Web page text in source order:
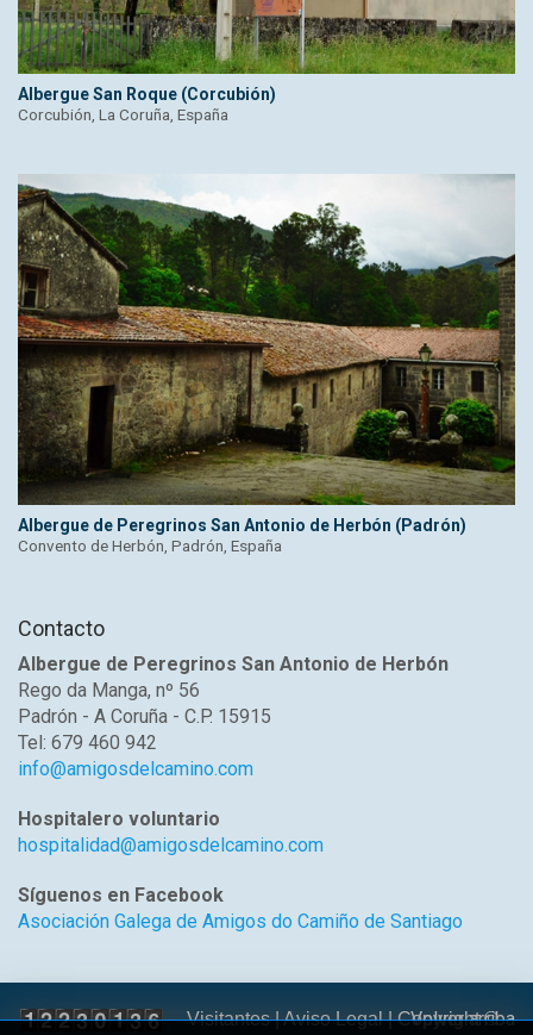
Albergue San Roque (Corcubión)
Corcubión, La Coruña, España
Albergue de Peregrinos San Antonio de Herbón (Padrón)
Convento de Herbón, Padrón, España
Contacto
Albergue de Peregrinos San Antonio de Herbón
Rego da Manga, nº 56
Padrón - A Coruña - C.P. 15915
Tel: 679 460 942
info@amigosdelcamino.com
Hospitalero voluntario
hospitalidad@amigosdelcamino.com
Síguenos en Facebook
Asociación Galega de Amigos do Camiño de Santiago
Volver arriba
Visitantes |Aviso Legal| Copyright ©